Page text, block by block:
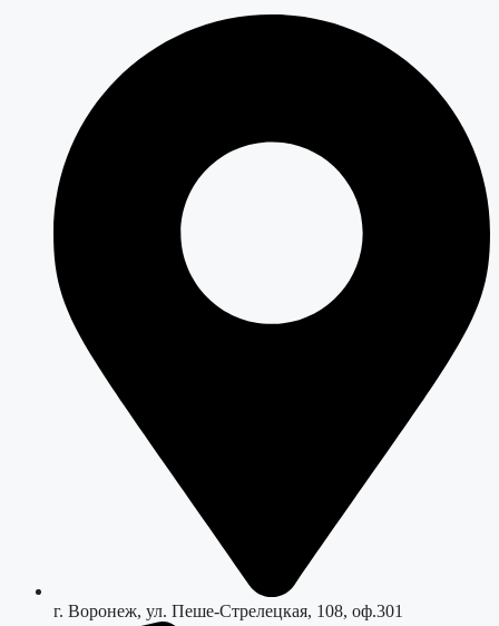
г. Воронеж, ул. Пеше-Стрелецкая, 108, оф.301